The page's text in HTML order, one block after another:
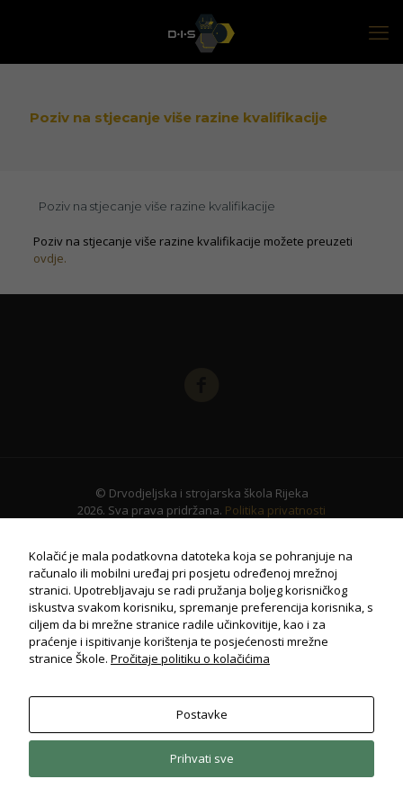
Poziv na stjecanje više razine kvalifikacije
Poziv na stjecanje više razine kvalifikacije
Poziv na stjecanje više razine kvalifikacije možete preuzeti
ovdje.
© Drvodjeljska i strojarska škola Rijeka
2026. Sva prava pridržana. Politika privatnosti
Kolačić je mala podatkovna datoteka koja se pohranjuje na
računalo ili mobilni uređaj pri posjetu određenoj mrežnoj
stranici. Upotrebljavaju se radi pružanja boljeg korisničkog
iskustva svakom korisniku, spremanje preferencija korisnika, s
ciljem da bi mrežne stranice radile učinkovitije, kao i za
praćenje i ispitivanje korištenja te posjećenosti mrežne
stranice Škole. Pročitaje politiku o kolačićima
Postavke
Prihvati sve
Ovi
kolačiči su